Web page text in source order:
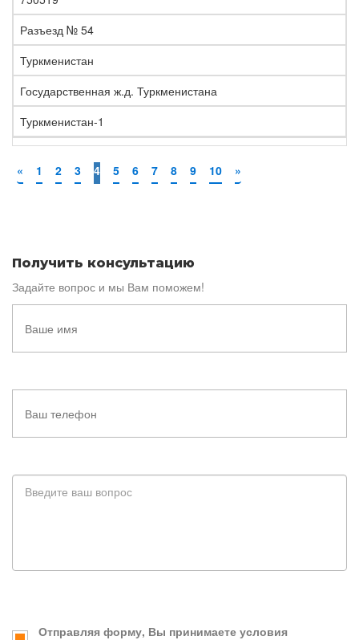
Разъезд № 54
Туркменистан
Государственная ж.д. Туркменистана
Туркменистан-1
« 1 2 3 4 5 6 7 8 9 10 »
Получить консультацию
Задайте вопрос и мы Вам поможем!
Отправляя форму, Вы принимаете условия